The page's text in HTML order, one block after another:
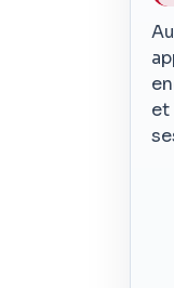
et